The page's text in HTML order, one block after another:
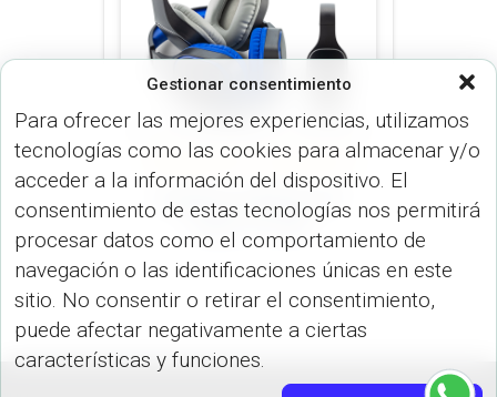
Gestionar consentimiento
Para ofrecer las mejores experiencias, utilizamos
tecnologías como las cookies para almacenar y/o
acceder a la información del dispositivo. El
consentimiento de estas tecnologías nos permitirá
procesar datos como el comportamiento de
navegación o las identificaciones únicas en este
sitio. No consentir o retirar el consentimiento,
puede afectar negativamente a ciertas
características y funciones.
AUDÍFONOS (DISP. TECNOLÓGICOS)
Audífonos Bluetooth